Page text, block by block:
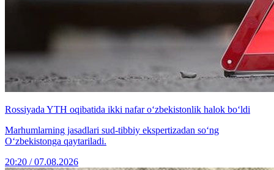
Rossiyada YTH oqibatida ikki nafar o‘zbekistonlik halok bo‘ldi
Marhumlarning jasadlari sud-tibbiy ekspertizadan so‘ng
O‘zbekistonga qaytariladi.
20:20 / 07.08.2026